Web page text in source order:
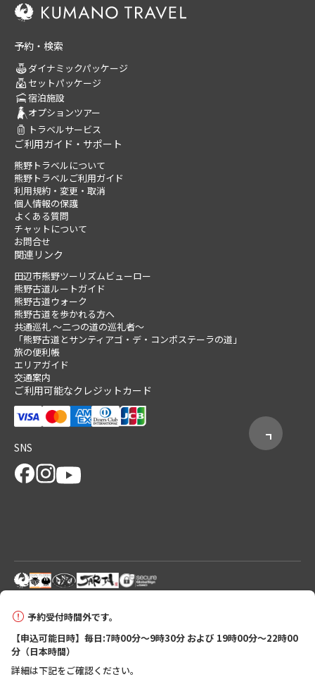
予約受付時間外です。
【申込可能日時】毎日:7時00分～9時30分 および 19時00分～22時00
分（日本時間）
詳細は下記をご確認ください。
予約・検索
ダイナミックパッケージ
セットパッケージ
宿泊施設
オプションツアー
トラベルサービス
ご利用ガイド・サポート
熊野トラベルについて
熊野トラベルご利用ガイド
利用規約・変更・取消
個人情報の保護
よくある質問
チャットについて
お問合せ
関連リンク
田辺市熊野ツーリズムビューロー
熊野古道ルートガイド
熊野古道ウォーク
熊野古道を歩かれる方へ
共通巡礼 ～二つの道の巡礼者～
「熊野古道とサンティアゴ・デ・コンポステーラの道」
旅の便利帳
エリアガイド
交通案内
ご利用可能なクレジットカード
SNS